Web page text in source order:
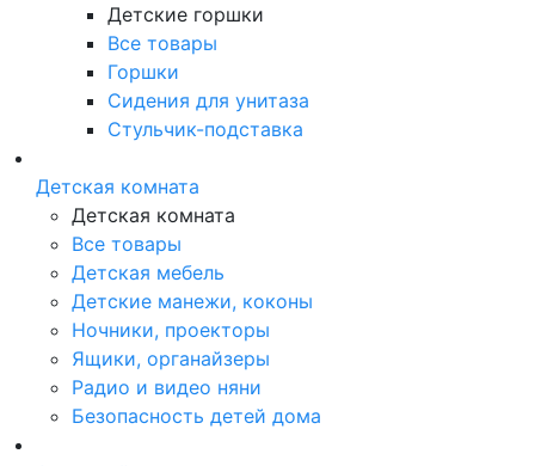
Детские горшки
Все товары
Горшки
Сидения для унитаза
Стульчик-подставка
Детская комната
Детская комната
Все товары
Детская мебель
Детские манежи, коконы
Ночники, проекторы
Ящики, органайзеры
Радио и видео няни
Безопасность детей дома